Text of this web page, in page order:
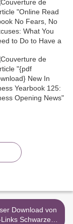
Download von
Schwarzer